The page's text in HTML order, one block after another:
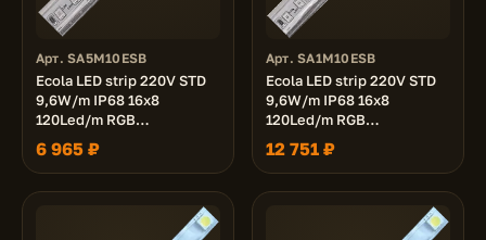
Арт. SA5M10ESB
Ecola LED strip 220V STD
9,6W/m IP68 16x8
120Led/m RGB
разноцветная лента 50м.
6 965 ₽
Арт. SA1M10ESB
Ecola LED strip 220V STD
9,6W/m IP68 16x8
120Led/m RGB
разноцветная лента 100м.
12 751 ₽